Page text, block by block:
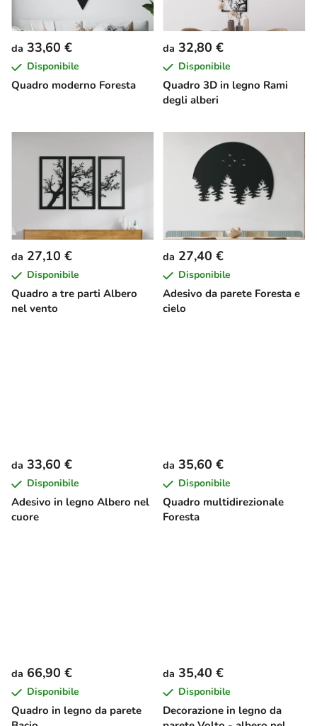
Quadro moderno Foresta
da 33,60 €
Disponibile
Quadro 3D in legno Rami
degli alberi
da 32,80 €
Disponibile
Quadro a tre parti Albero
nel vento
da 27,10 €
Disponibile
Adesivo da parete Foresta e
cielo
da 27,40 €
Disponibile
Adesivo in legno Albero nel
cuore
da 33,60 €
Disponibile
Quadro multidirezionale
Foresta
da 35,60 €
Disponibile
Quadro in legno da parete
da 66,90 €
Disponibile
Decorazione in legno da
da 35,40 €
Disponibile